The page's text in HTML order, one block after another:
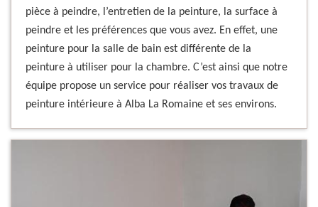
pièce à peindre, l’entretien de la peinture, la surface à
peindre et les préférences que vous avez. En effet, une
peinture pour la salle de bain est différente de la
peinture à utiliser pour la chambre. C’est ainsi que notre
équipe propose un service pour réaliser vos travaux de
peinture intérieure à Alba La Romaine et ses environs.